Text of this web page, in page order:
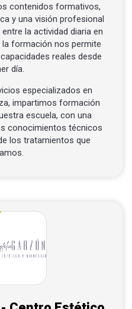
contenidos formativos,
y una visión profesional
la actividad diaria en
formación nos permite
reales desde
día.
especializados en
impartimos formación
escuela, con una
conocimientos técnicos
los tratamientos que